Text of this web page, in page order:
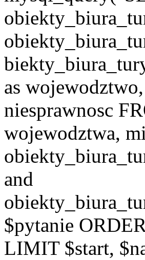
as
niesprawnosc
wojewodztwa,
and
$pytanie
LIMIT $start,